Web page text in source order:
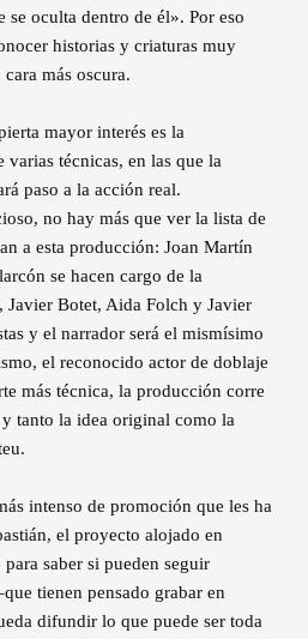
oculta dentro de él». Por eso
historias y criaturas muy
más oscura.
mayor interés es la
técnicas, en las que la
paso a la acción real.
no hay más que ver la lista de
a esta producción: Joan Martín
se hacen cargo de la
Javier Botet, Aida Folch y Javier
y el narrador será el mismísimo
el reconocido actor de doblaje
más técnica, la producción corre
tanto la idea original como la
intenso de promoción que les ha
el proyecto alojado en
saber si pueden seguir
tienen pensado grabar en
difundir lo que puede ser toda